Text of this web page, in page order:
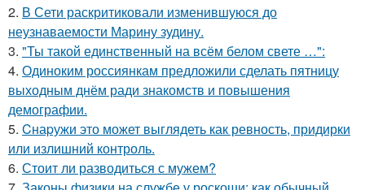
2. В Сети раскритиковали изменившуюся до
неузнаваемости Марину зудину.
3. "Ты такой единственный на всём белом свете …":
4. Одиноким россиянкам предложили сделать пятницу
выходным днём ради знакомств и повышения
демографии.
5. Cнаpужи это может выглядеть как ревность, придирки
или излишний контроль.
6. Стоит ли разводиться с мужем?